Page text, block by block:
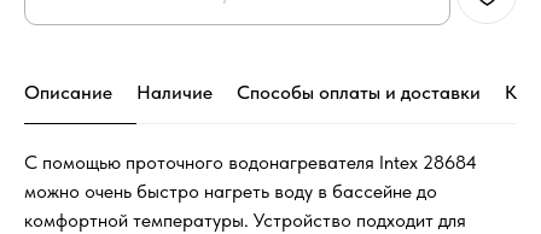
Описание Наличие Способы оплаты и доставки
С помощью проточного водонагревателя Intex 28684
можно очень быстро нагреть воду в бассейне до
комфортной температуры. Устройство подходит для